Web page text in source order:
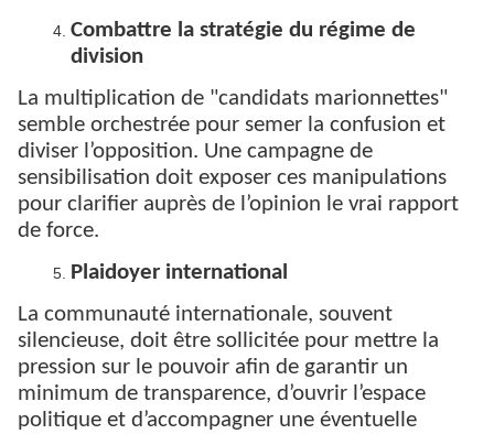
Combattre la stratégie du régime de
division
La multiplication de "candidats marionnettes"
semble orchestrée pour semer la confusion et
diviser l’opposition. Une campagne de
sensibilisation doit exposer ces manipulations
pour clarifier auprès de l’opinion le vrai rapport
de force.
Plaidoyer international
La communauté internationale, souvent
silencieuse, doit être sollicitée pour mettre la
pression sur le pouvoir afin de garantir un
minimum de transparence, d’ouvrir l’espace
politique et d’accompagner une éventuelle